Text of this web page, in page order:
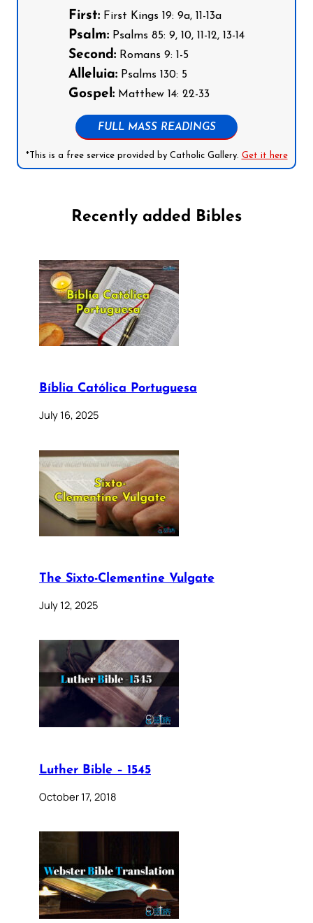
First: First Kings 19: 9a, 11-13a
Psalm: Psalms 85: 9, 10, 11-12, 13-14
Second: Romans 9: 1-5
Alleluia: Psalms 130: 5
Gospel: Matthew 14: 22-33
FULL MASS READINGS
*This is a free service provided by Catholic Gallery. Get it here
Recently added Bibles
Bíblia Católica Portuguesa
July 16, 2025
The Sixto-Clementine Vulgate
July 12, 2025
Luther Bible – 1545
October 17, 2018